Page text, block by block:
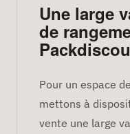
Une large
de
Pour un espace
mettons à
vente une large